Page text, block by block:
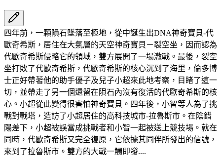
四年前，一顆隕石墜落至極地，從中誕生出DNA神奇寶貝-代
歐奇希斯，居住在大氣層的天空神奇寶貝－裂空坐，因而認為
代歐奇希斯侵略它的領域，雙方展開了一場激戰。最後，裂空
坐打敗了代歐奇希斯，代歐奇希斯的核心沉到了海里，倫多博
士正好帶著他的助手優子及兒子小超來此地考察，目睹了這一
切，並帶走了另一個還留在隕石內沒有復活的代歐奇希斯的核
心。小超從此變得很害怕神奇寶貝。四年後，小智等人為了挑
戰對戰塔，造訪了小超居住的高科技城市-拉魯斯市。在陰錯
陽差下，小超被誤當成挑戰者和小智一起被送上競技場。就在
同時，代歐奇希斯又完全復原，它依據其同伴所發出的信號，
來到了拉魯斯市。雙方的大戰一觸即發....